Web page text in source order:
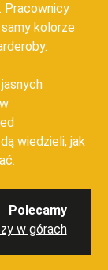
Pracownicy
kolorze
wiedzieli, jak
Polecamy
w górach